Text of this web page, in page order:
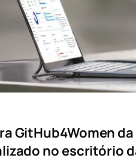
GitHub4Women
no escritório